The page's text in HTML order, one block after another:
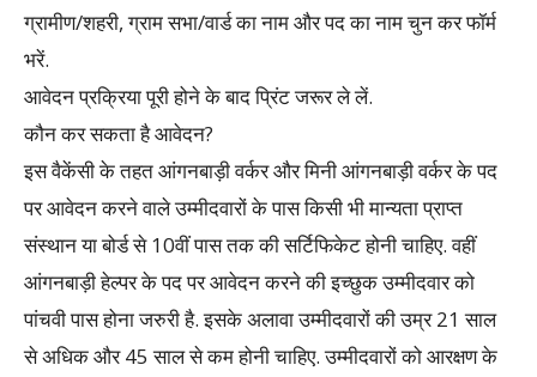
ग्रामीण/शहरी, ग्राम सभा/वार्ड का नाम और पद का नाम चुन कर फॉर्म
भरें.
आवेदन प्रक्रिया पूरी होने के बाद प्रिंट जरूर ले लें.
कौन कर सकता है आवेदन?
इस वैकेंसी के तहत आंगनबाड़ी वर्कर और मिनी आंगनबाड़ी वर्कर के पद
पर आवेदन करने वाले उम्मीदवारों के पास किसी भी मान्यता प्राप्त
संस्थान या बोर्ड से 10वीं पास तक की सर्टिफिकेट होनी चाहिए. वहीं
आंगनबाड़ी हेल्पर के पद पर आवेदन करने की इच्छुक उम्मीदवार को
पांचवी पास होना जरुरी है. इसके अलावा उम्मीदवारों की उम्र 21 साल
से अधिक और 45 साल से कम होनी चाहिए. उम्मीदवारों को आरक्षण के